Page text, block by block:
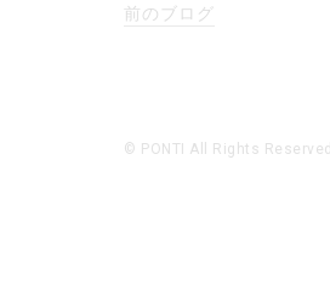
前のブログ
© PONTI All Rights Reserved.